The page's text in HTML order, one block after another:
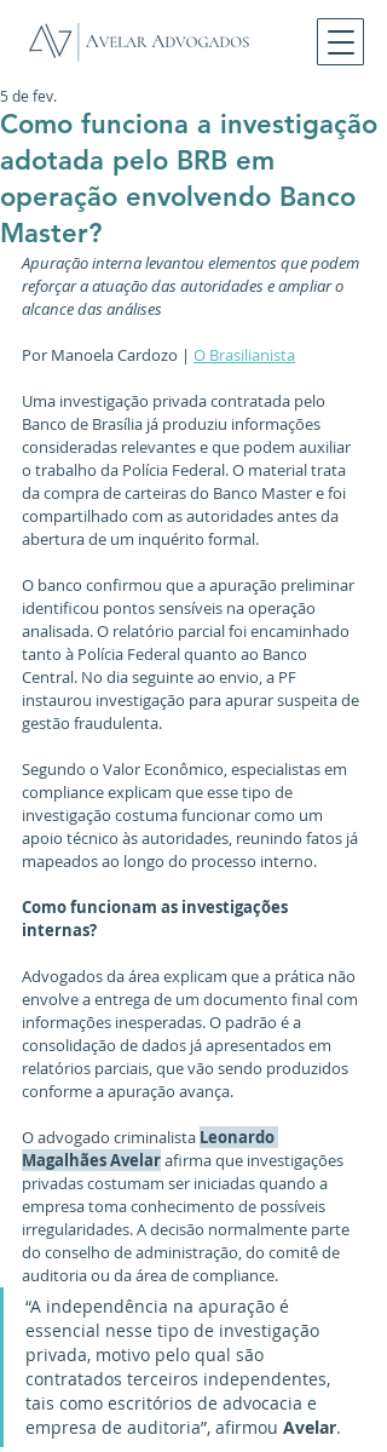
Como funciona a investigação
adotada pelo BRB em
operação envolvendo Banco
Master?
5 de fev.
Apuração interna levantou elementos que podem
reforçar a atuação das autoridades e ampliar o
alcance das análises
Por Manoela Cardozo | O Brasilianista
Uma investigação privada contratada pelo
Banco de Brasília já produziu informações
consideradas relevantes e que podem auxiliar
o trabalho da Polícia Federal. O material trata
da compra de carteiras do Banco Master e foi
compartilhado com as autoridades antes da
abertura de um inquérito formal.
O banco confirmou que a apuração preliminar
identificou pontos sensíveis na operação
analisada. O relatório parcial foi encaminhado
tanto à Polícia Federal quanto ao Banco
Central. No dia seguinte ao envio, a PF
instaurou investigação para apurar suspeita de
gestão fraudulenta.
Segundo o Valor Econômico, especialistas em
compliance explicam que esse tipo de
investigação costuma funcionar como um
apoio técnico às autoridades, reunindo fatos já
mapeados ao longo do processo interno.
Como funcionam as investigações
internas?
Advogados da área explicam que a prática não
envolve a entrega de um documento final com
informações inesperadas. O padrão é a
consolidação de dados já apresentados em
relatórios parciais, que vão sendo produzidos
conforme a apuração avança.
O advogado criminalista Leonardo
Magalhães Avelar afirma que investigações
privadas costumam ser iniciadas quando a
empresa toma conhecimento de possíveis
irregularidades. A decisão normalmente parte
do conselho de administração, do comitê de
auditoria ou da área de compliance.
“A independência na apuração é
essencial nesse tipo de investigação
privada, motivo pelo qual são
contratados terceiros independentes,
tais como escritórios de advocacia e
empresa de auditoria”, afirmou Avelar.